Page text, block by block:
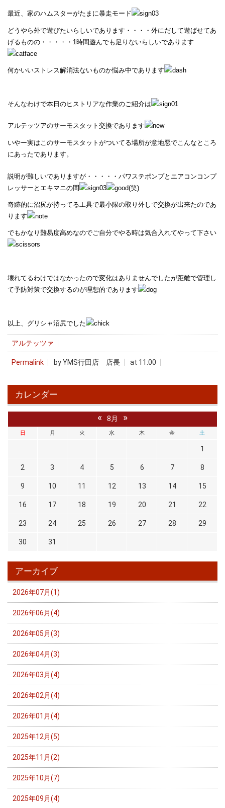
最近、家のハムスターがたまに暴走モード
どうやら外で遊びたいらしいであります・・・・外にだして遊ばせてあ
げるものの・・・・・1時間遊んでも足りないらしいであります
何かいいストレス解消法ないものか悩み中であります
そんなわけで本日のヒストリアな作業のご紹介は
アルテッツアのサーモスタット交換であります
いやー実はこのサーモスタットがついてる場所が意地悪でこんなところ
にあったであります。
説明が難しいでありますが・・・・・パワステポンプとエアコンコンプ
レッサーとエキマニの間
(笑)
奇跡的に沼尻が持ってる工具で最小限の取り外しで交換が出来たのであ
ります
でもかなり難易度高めなのでご自分でやる時は気合入れてやって下さい
壊れてるわけではなかったので変化はありませんでしたが距離で管理し
て予防対策で交換するのが理想的であります
以上、グリシャ沼尻でした
アルテッツァ
Permalink by YMS行田店 店長 at 11:00
カレンダー
« 8月 »
日 月 火 水 木 金 土
1
2 3 4 5 6 7 8
9 10 11 12 13 14 15
16 17 18 19 20 21 22
23 24 25 26 27 28 29
30 31
アーカイブ
2026年07月(1)
2026年06月(4)
2026年05月(3)
2026年04月(3)
2026年03月(4)
2026年02月(4)
2026年01月(4)
2025年12月(5)
2025年11月(2)
2025年10月(7)
2025年09月(4)